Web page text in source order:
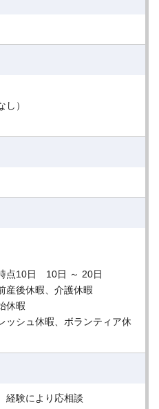
）
点10日 10日 ～ 20日
産後休暇、介護休暇
休暇
ッシュ休暇、ボランティア休
験により応相談